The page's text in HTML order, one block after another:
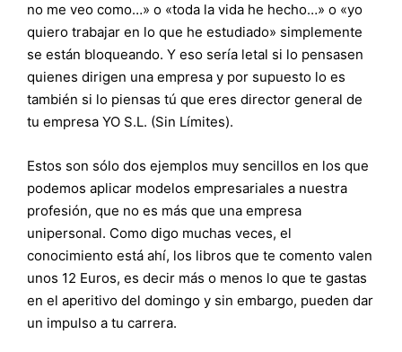
no me veo como…» o «toda la vida he hecho…» o «yo
quiero trabajar en lo que he estudiado» simplemente
se están bloqueando. Y eso sería letal si lo pensasen
quienes dirigen una empresa y por supuesto lo es
también si lo piensas tú que eres director general de
tu empresa YO S.L. (Sin Límites).
Estos son sólo dos ejemplos muy sencillos en los que
podemos aplicar modelos empresariales a nuestra
profesión, que no es más que una empresa
unipersonal. Como digo muchas veces, el
conocimiento está ahí, los libros que te comento valen
unos 12 Euros, es decir más o menos lo que te gastas
en el aperitivo del domingo y sin embargo, pueden dar
un impulso a tu carrera.